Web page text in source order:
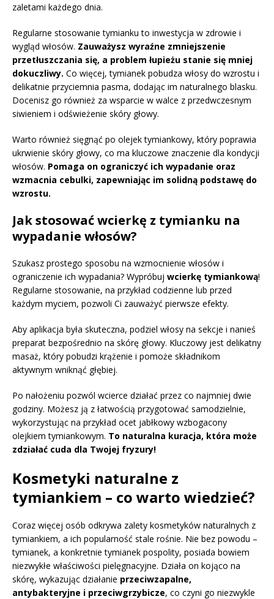
zaletami każdego dnia.
Regularne stosowanie tymianku to inwestycja w zdrowie i
wygląd włosów. Zauważysz wyraźne zmniejszenie
przetłuszczania się, a problem łupieżu stanie się mniej
dokuczliwy. Co więcej, tymianek pobudza włosy do wzrostu i
delikatnie przyciemnia pasma, dodając im naturalnego blasku.
Docenisz go również za wsparcie w walce z przedwczesnym
siwieniem i odświeżenie skóry głowy.
Warto również sięgnąć po olejek tymiankowy, który poprawia
ukrwienie skóry głowy, co ma kluczowe znaczenie dla kondycji
włosów. Pomaga on ograniczyć ich wypadanie oraz
wzmacnia cebulki, zapewniając im solidną podstawę do
wzrostu.
Jak stosować wcierkę z tymianku na
wypadanie włosów?
Szukasz prostego sposobu na wzmocnienie włosów i
ograniczenie ich wypadania? Wypróbuj wcierkę tymiankową!
Regularne stosowanie, na przykład codzienne lub przed
każdym myciem, pozwoli Ci zauważyć pierwsze efekty.
Aby aplikacja była skuteczna, podziel włosy na sekcje i nanieś
preparat bezpośrednio na skórę głowy. Kluczowy jest delikatny
masaż, który pobudzi krążenie i pomoże składnikom
aktywnym wniknąć głębiej.
Po nałożeniu pozwól wcierce działać przez co najmniej dwie
godziny. Możesz ją z łatwością przygotować samodzielnie,
wykorzystując na przykład ocet jabłkowy wzbogacony
olejkiem tymiankowym. To naturalna kuracja, która może
zdziałać cuda dla Twojej fryzury!
Kosmetyki naturalne z
tymiankiem – co warto wiedzieć?
Coraz więcej osób odkrywa zalety kosmetyków naturalnych z
tymiankiem, a ich popularność stale rośnie. Nie bez powodu –
tymianek, a konkretnie tymianek pospolity, posiada bowiem
niezwykłe właściwości pielęgnacyjne. Działa on kojąco na
skórę, wykazując działanie przeciwzapalne,
antybakteryjne i przeciwgrzybicze, co czyni go niezwykle